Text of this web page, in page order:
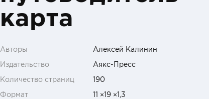
карта
Авторы
Алексей Калинин
Издательство
Аякс-Пресс
Количество страниц
190
Формат
11 ×19 ×1,3